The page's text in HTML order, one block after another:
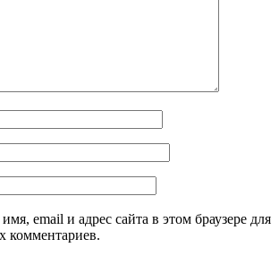
email и адрес сайта в этом браузере для
комментариев.